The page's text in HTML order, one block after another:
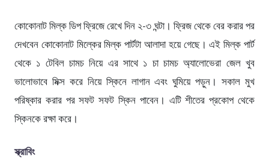
কোকোনাট মিল্ক ডিপ ফ্রিজে রেখে দিন ২-৩ ঘন্টা। ফ্রিজ থেকে বের করার পর
দেখবেন কোকোনাট মিল্কের মিল্ক পার্টটা আলাদা হয়ে গেছে। এই মিল্ক পার্ট
থেকে ১ টেবিল চামচ নিয়ে এর সাথে ১ চা চামচ অ্যালোভেরা জেল খুব
ভালোভাবে মিক্স করে নিয়ে স্কিনে লাগান এবং ঘুমিয়ে পড়ুন। সকাল মুখ
পরিষ্কার করার পর সফট সফট স্কিন পাবেন। এটি শীতের প্রকোপ থেকে
স্কিনকে রক্ষা করে।
স্ক্রাবিং